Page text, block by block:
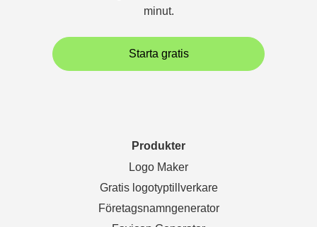
minut.
Starta gratis
Produkter
Logo Maker
Gratis logotyptillverkare
Företagsnamngenerator